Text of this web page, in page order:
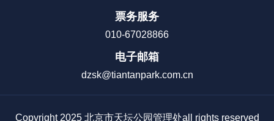
票务服务
010-67028866
电子邮箱
dzsk@tiantanpark.com.cn
Copyright 2025 北京市天坛公园管理处all rights reserved